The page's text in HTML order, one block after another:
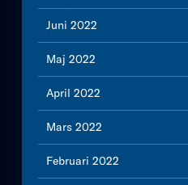
Juni 2022
Maj 2022
April 2022
Mars 2022
Februari 2022